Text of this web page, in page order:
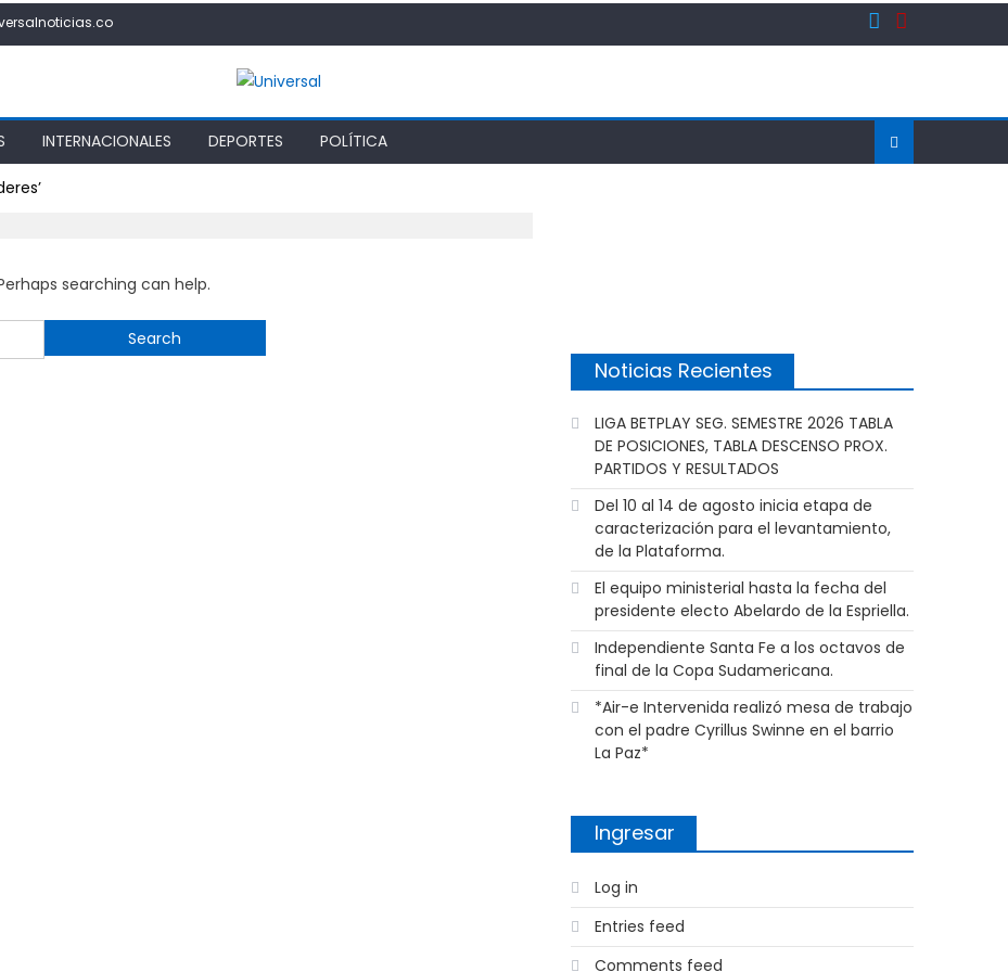
INTERNACIONALES DEPORTES POLÍTICA
searching can help.
for:
Noticias Recientes
LIGA BETPLAY SEG. SEMESTRE 2026 TABLA
DE POSICIONES, TABLA DESCENSO PROX.
PARTIDOS Y RESULTADOS
Del 10 al 14 de agosto inicia etapa de
caracterización para el levantamiento,
de la Plataforma.
El equipo ministerial hasta la fecha del
presidente electo Abelardo de la Espriella.
Independiente Santa Fe a los octavos de
final de la Copa Sudamericana.
*Air-e Intervenida realizó mesa de trabajo
con el padre Cyrillus Swinne en el barrio
La Paz*
Ingresar
Log in
Entries feed
Comments feed